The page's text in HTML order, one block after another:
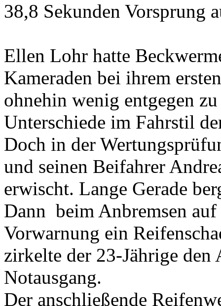
38,8 Sekunden Vorsprung
Ellen Lohr hatte
Kameraden bei ihrem
ohnehin wenig entgegen
Unterschiede im Fahrstil
Doch in der
und seinen Beifahrer
erwischt. Lange Gerade
Dann beim Anbremsen
Vorwarnung ein
zirkelte der 23-Jährige den
Notausgang.
Der anschließende